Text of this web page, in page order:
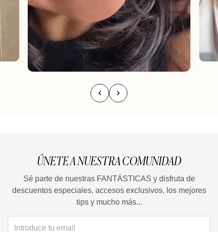
ÚNETE A NUESTRA COMUNIDAD
Sé parte de nuestras FANTÁSTICAS y disfruta de
descuentos especiales, accesos exclusivos, los mejores
tips y mucho más...